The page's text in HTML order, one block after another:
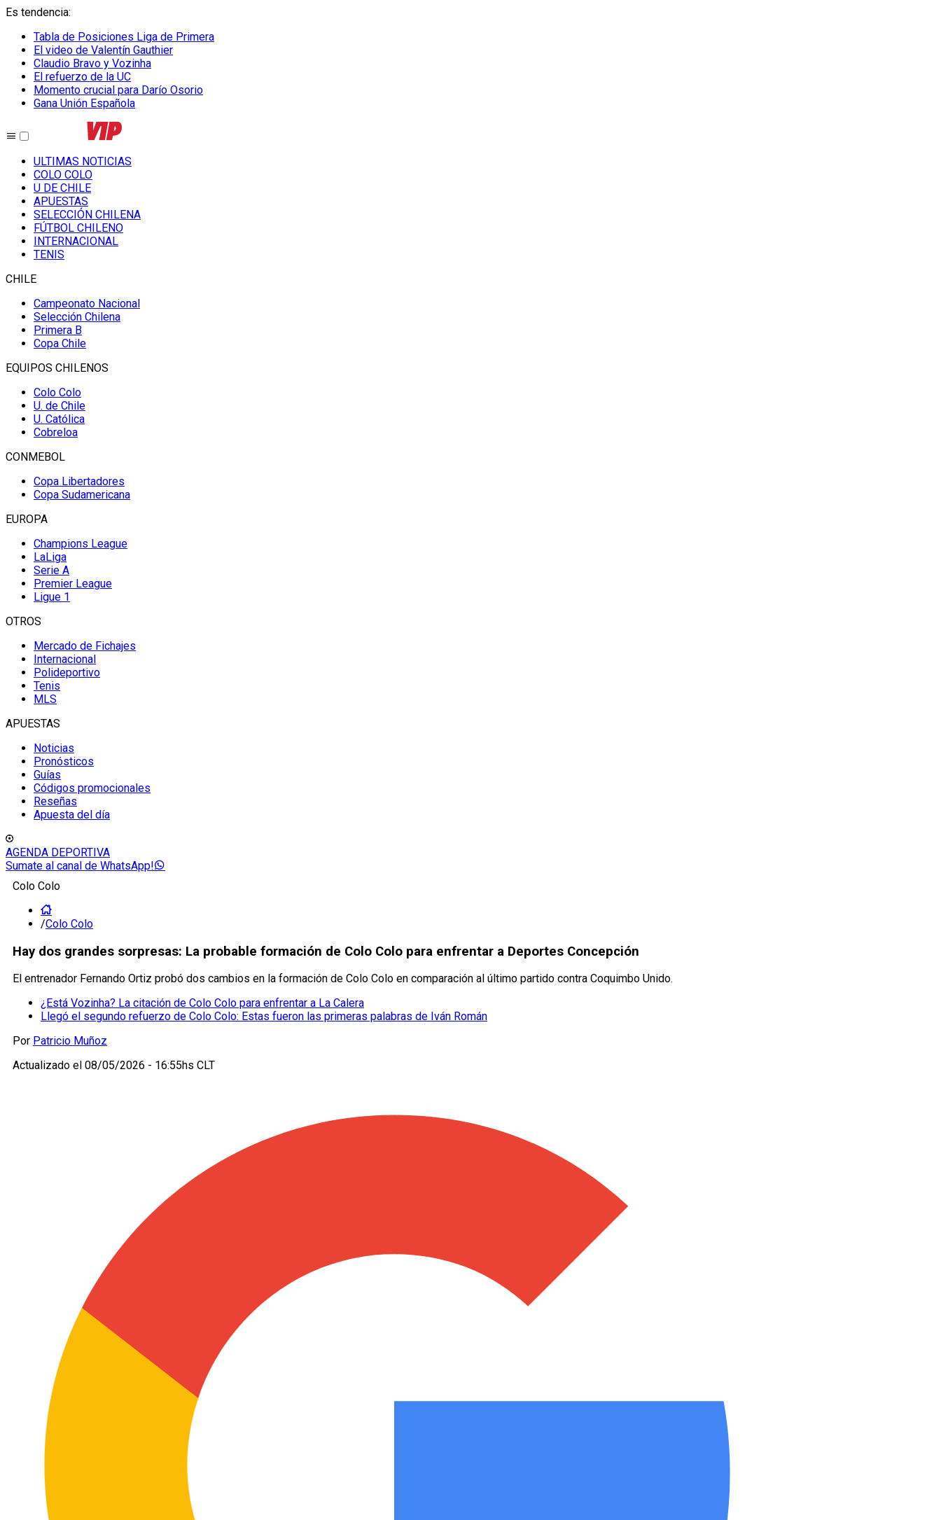
Es tendencia:
Tabla de Posiciones Liga de Primera
El video de Valentín Gauthier
Claudio Bravo y Vozinha
El refuerzo de la UC
Momento crucial para Darío Osorio
Gana Unión Española
ULTIMAS NOTICIAS
COLO COLO
U DE CHILE
APUESTAS
SELECCIÓN CHILENA
FÚTBOL CHILENO
INTERNACIONAL
TENIS
CHILE
Campeonato Nacional
Selección Chilena
Primera B
Copa Chile
EQUIPOS CHILENOS
Colo Colo
U. de Chile
U. Católica
Cobreloa
CONMEBOL
Copa Libertadores
Copa Sudamericana
EUROPA
Champions League
LaLiga
Serie A
Premier League
Ligue 1
OTROS
Mercado de Fichajes
Internacional
Polideportivo
Tenis
MLS
APUESTAS
Noticias
Pronósticos
Guías
Códigos promocionales
Reseñas
Apuesta del día
AGENDA DEPORTIVA
Sumate al canal de WhatsApp!
Colo Colo
/Colo Colo
Hay dos grandes sorpresas: La probable formación de Colo Colo para enfrentar a Deportes Concepción
El entrenador Fernando Ortiz probó dos cambios en la formación de Colo Colo en comparación al último partido contra Coquimbo Unido.
¿Está Vozinha? La citación de Colo Colo para enfrentar a La Calera
Llegó el segundo refuerzo de Colo Colo: Estas fueron las primeras palabras de Iván Román
Por Patricio Muñoz
Actualizado el 08/05/2026 - 16:55hs CLT